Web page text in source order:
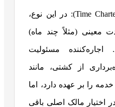
(Time Charter): در این نوع،
معینی (مثلاً چند ماه)
اجاره‌کننده مسئولیت
از کشتی، مانند
را بر عهده دارد، اما
اختیار مالک اصلی باقی